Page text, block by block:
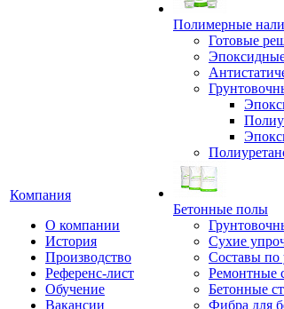
Компания
О компании
История
Производство
Референс-лист
Обучение
Вакансии
Полимерные
Готовые
Бетонные полы
Сухие
Составы по
Ремонтные
Бетонные
Фибра для